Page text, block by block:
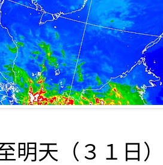
明天（３１日